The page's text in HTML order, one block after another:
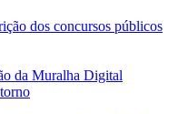
dos concursos públicos
da Muralha Digital